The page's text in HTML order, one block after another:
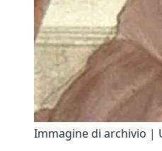
Immagine di archivio |